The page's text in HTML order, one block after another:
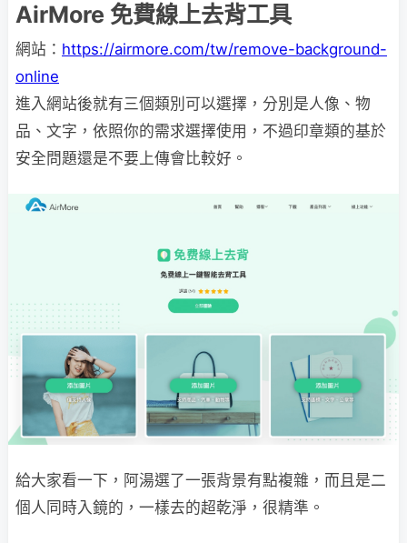
AirMore 免費線上去背工具
網站： https://airmore.com/tw/remove-background-
online
進入網站後就有三個類別可以選擇，分別是人像、物
品、文字，依照你的需求選擇使用，不過印章類的基於
安全問題還是不要上傳會比較好。
給大家看一下，阿湯選了一張背景有點複雜，而且是二
個人同時入鏡的，一樣去的超乾淨，很精準。